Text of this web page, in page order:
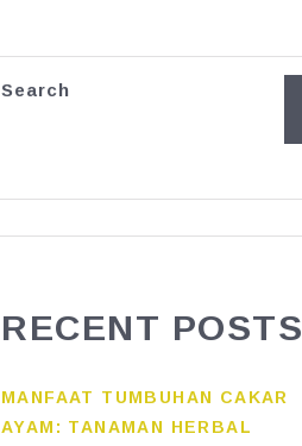
Search
RECENT POSTS
MANFAAT TUMBUHAN CAKAR
AYAM: TANAMAN HERBAL